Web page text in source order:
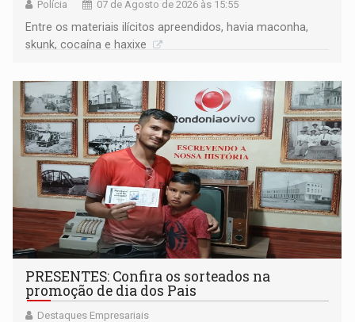
Polícia 07 de Agosto de 2026 às 15:55
Entre os materiais ilícitos apreendidos, havia maconha,
skunk, cocaína e haxixe
PRESENTES: Confira os sorteados na
promoção de dia dos Pais
Destaques Empresariais